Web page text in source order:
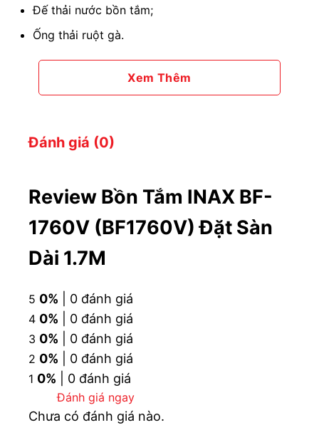
Đế thải nước bồn tắm;
Ống thải ruột gà.
Cấu tạo bồn tắm INAX BF-1760V (BF1760V) đặt sàn
(Nguồn: INAX)
2. Đặc điểm nổi bật của bồn tắm đặt sàn INAX
BF-1760V
Bồn tắm INAXBF-1760V
sau:
Xem Thêm
Đánh giá (0)
Review Bồn Tắm INAX BF-
1760V (BF1760V) Đặt Sàn
Dài 1.7M
5 0% | 0 đánh giá
4 0% | 0 đánh giá
3 0% | 0 đánh giá
2 0% | 0 đánh giá
1 0% | 0 đánh giá
Đánh giá ngay
Chưa có đánh giá nào.